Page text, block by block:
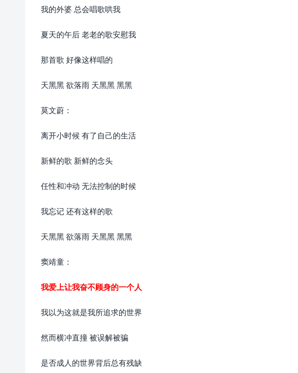
我的外婆 总会唱歌哄我
夏天的午后 老老的歌安慰我
那首歌 好像这样唱的
天黑黑 欲落雨 天黑黑 黑黑
莫文蔚：
离开小时候 有了自己的生活
新鲜的歌 新鲜的念头
任性和冲动 无法控制的时候
我忘记 还有这样的歌
天黑黑 欲落雨 天黑黑 黑黑
窦靖童：
我爱上让我奋不顾身的一个人
我以为这就是我所追求的世界
然而横冲直撞 被误解被骗
是否成人的世界背后总有残缺